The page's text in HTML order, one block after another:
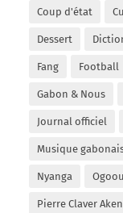
Coup d'état
Dessert
Fang Football
Gabon & Nous
Journal officiel
Musique
Nyanga
Pierre Claver